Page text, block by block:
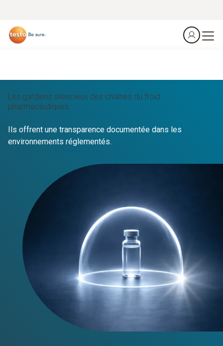
Les gardiens silencieux des chaînes du froid
pharmaceutiques.
Ils offrent une transparence documentée dans les
environnements réglementés.